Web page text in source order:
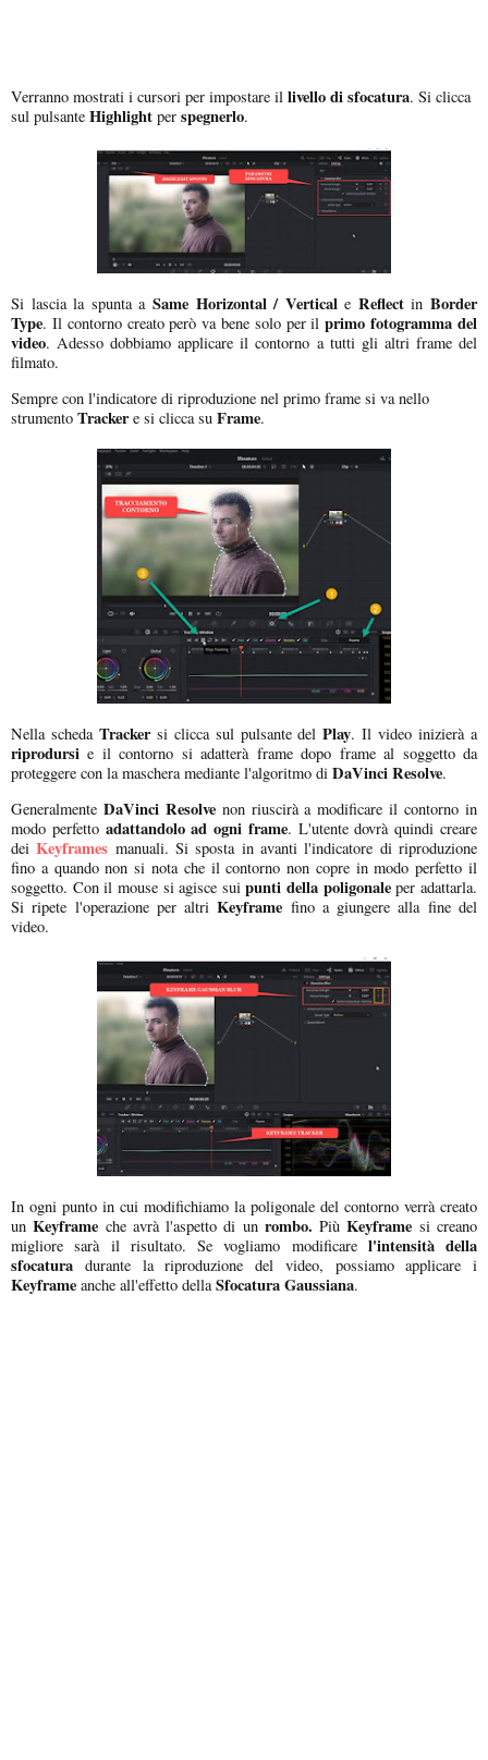
Verranno mostrati i cursori per impostare il livello di sfocatura. Si clicca
sul pulsante Highlight per spegnerlo.
Si lascia la spunta aSame Horizontal / Verticale ReflectinBorder
Type. Il contorno creato però va bene solo per ilprimo fotogramma del
video. Adesso dobbiamo applicare il contorno a tutti gli altri frame del
filmato.
Sempre con l'indicatore di riproduzione nel primo frame si va nello
strumento Trackere si clicca su Frame.
Nella scheda Tracker si clicca sul pulsante delPlay. Il video inizierà a
riprodursi e il contorno si adatterà frame dopo frame al soggetto da
proteggere con la maschera mediante l'algoritmo di DaVinci Resolve.
Generalmente DaVinci Resolvenon riuscirà a modificare il contorno in
modo perfetto adattandolo ad ogni frame. L'utente dovrà quindi creare
deiKeyframes manuali. Si sposta in avanti l'indicatore di riproduzione
fino a quando non si nota che il contorno non copre in modo perfetto il
soggetto. Con il mouse si agisce suipunti della poligonaleper adattarla.
Si ripete l'operazione per altri Keyframe fino a giungere alla fine del
video.
In ogni punto in cui modifichiamo la poligonale del contorno verrà creato
unKeyframe che avrà l'aspetto di un rombo. Più Keyframe si creano
migliore sarà il risultato. Se vogliamo modificare l'intensità della
sfocatura durante la riproduzione del video, possiamo applicare i
Keyframe anche all'effetto dellaSfocatura Gaussiana.